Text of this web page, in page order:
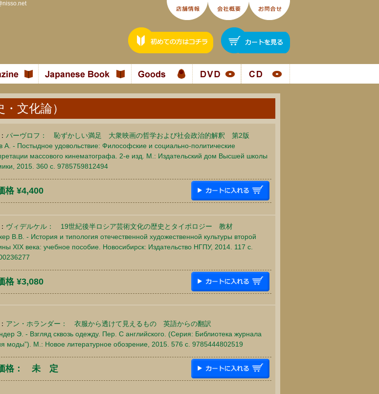
文化論）
パーヴロフ： 恥ずかしい満足 大衆映画の哲学および社会政治的解釈 第2版
А. - Постыдное удовольствие: Философские и социально-политические
массового кинематографа. 2-е изд. М.: Издательский дом Высшей школы
2015. 360 c. 9785759812494
格 ¥4,400
ヴィデルケル： 19世紀後半ロシア芸術文化の歴史とタイポロジー 教材
В.В. - История и типология отечественной художественной культуры второй
XIX века: учебное пособие. Новосибирск: Издательство НГПУ, 2014. 117 c.
格 ¥3,080
アン・ホランダー： 衣服から透けて見えるもの 英語からの翻訳
Э. - Взгляд сквозь одежду. Пер. С английского. (Серия: Библиотека журнала
моды”). М.: Новое литературное обозрение, 2015. 576 c. 9785444802519
格： 未 定